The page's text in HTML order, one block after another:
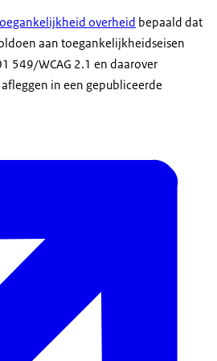
overheid bepaald dat
aan toegankelijkheidseisen
549/WCAG 2.1 en daarover
in een gepubliceerde